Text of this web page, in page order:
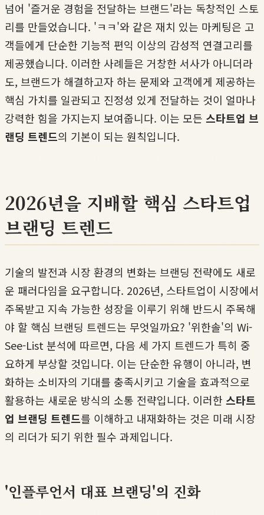
넘어 '즐거운 경험을 전달하는 브랜드'라는 독창적인 스토
리를 만들었습니다. 'ㅋㅋ'와 같은 재치 있는 마케팅은 고
객들에게 단순한 기능적 편익 이상의 감성적 연결고리를
제공했습니다. 이러한 사례들은 거창한 서사가 아니더라
도, 브랜드가 해결하고자 하는 문제와 고객에게 제공하는
핵심 가치를 일관되고 진정성 있게 전달하는 것이 얼마나
강력한 힘을 가지는지 보여줍니다. 이는 모든 스타트업 브
랜딩 트렌드의 기본이 되는 원칙입니다.
2026년을 지배할 핵심 스타트업
브랜딩 트렌드
기술의 발전과 시장 환경의 변화는 브랜딩 전략에도 새로
운 패러다임을 요구합니다. 2026년, 스타트업이 시장에서
주목받고 지속 가능한 성장을 이루기 위해 반드시 주목해
야 할 핵심 브랜딩 트렌드는 무엇일까요? '위한솔'의 Wi-
See-List 분석에 따르면, 다음 세 가지 트렌드가 특히 중
요하게 부상할 것입니다. 이는 단순한 유행이 아니라, 변
화하는 소비자의 기대를 충족시키고 기술을 효과적으로
활용하는 새로운 방식의 소통 전략입니다. 이러한 스타트
업 브랜딩 트렌드를 이해하고 내재화하는 것은 미래 시장
의 리더가 되기 위한 필수 과제입니다.
'인플루언서 대표 브랜딩'의 진화